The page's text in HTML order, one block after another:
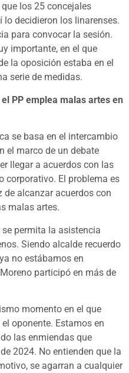
los 25 concejales
lo decidieron los linarenses.
para convocar la sesión.
importante, en el que
la oposición estaba en el
serie de medidas.
PP emplea malas artes en
se basa en el intercambio
el marco de un debate
llegar a acuerdos con las
corporativo. El problema es
de alcanzar acuerdos con
malas artes.
permita la asistencia
Siendo alcalde recuerdo
no estábamos en
participó en más de
momento en el que
oponente. Estamos en
las enmiendas que
2024. No entienden que la
se agarran a cualquier